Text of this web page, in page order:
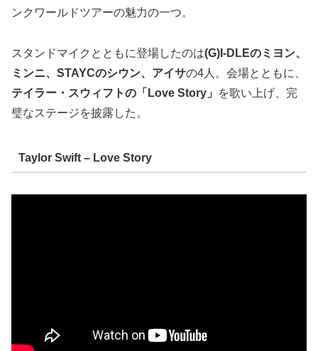
ンクワールドツアーの魅力の一つ。
スタンドマイクとともに登場したのは(G)I-DLEのミヨン、
ミンニ、STAYCのシウン、アイサの4人。会場とともに、
テイラー・スウィフトの「Love Story」
を歌い上げ、完
璧なステージを披露した。
Taylor Swift – Love Story